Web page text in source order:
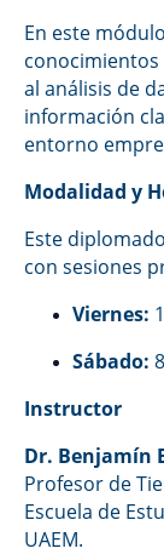
En este
al análisis de
información
entorno
Modalidad y
Este
con sesiones
Viernes:
Sábado:
Instructor
Dr. Benjamín
Profesor de
Escuela de
UAEM.